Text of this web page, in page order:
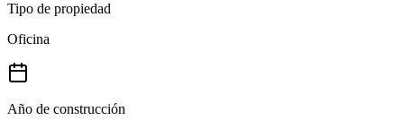
Tipo de propiedad
Oficina
Año de construcción